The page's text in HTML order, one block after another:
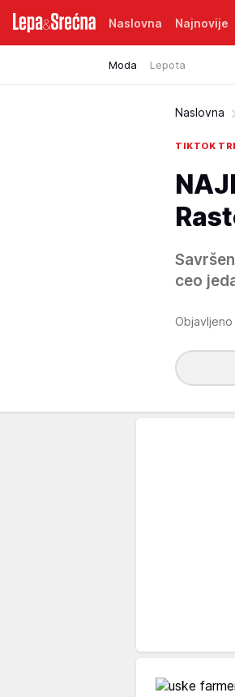
Naslovna Najnovije
Moda Lepota
Naslovna
TIKTOK
ceo